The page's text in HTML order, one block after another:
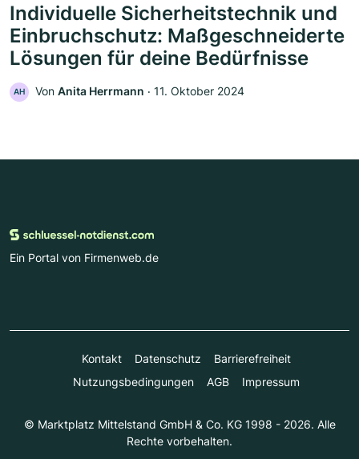
Individuelle Sicherheitstechnik und
Einbruchschutz: Maßgeschneiderte
Lösungen für deine Bedürfnisse
AH Von Anita Herrmann ‧ 11. Oktober 2024
Ein Portal von Firmenweb.de
Kontakt Datenschutz
Barrierefreiheit
Nutzungsbedingungen
AGB Impressum
© Marktplatz Mittelstand GmbH & Co. KG 1998 - 2026. Alle
Rechte vorbehalten.